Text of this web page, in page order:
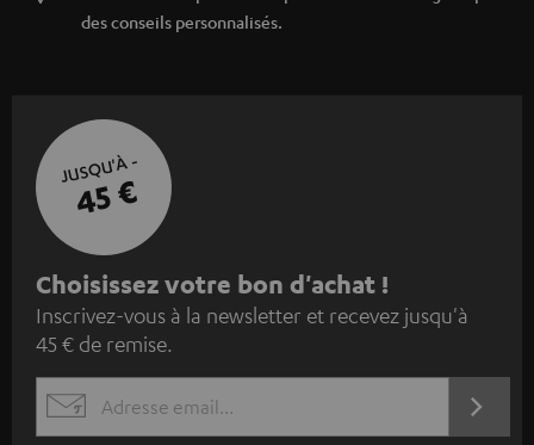
des conseils personnalisés.
JUSQU'À -
45 €
I
n
s
c
r
Choisissez votre bon d'achat !
Inscrivez-vous à la newsletter et recevez jusqu'à
45 € de remise.
EMAIL